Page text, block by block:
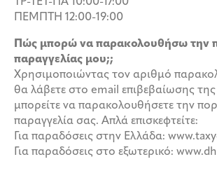
ΠΕΜΠΤΗ 12:00-19:00
Πώς μπορώ να παρακολουθήσω την
παραγγελίας μου;;
Χρησιμοποιώντας τον αριθμό
θα λάβετε στο email επιβεβαίωσης
μπορείτε να παρακολουθήσετε την
παραγγελία σας. Απλά επισκεφτείτε:
Για παραδόσεις στην Ελλάδα:
Για παραδόσεις στο εξωτερικό: